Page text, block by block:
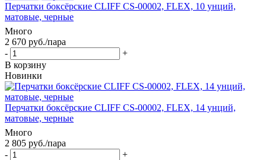
Перчатки боксёрские CLIFF CS-00002, FLEX, 10 унций,
матовые, черные
Много
2 670 руб./пара
-
+
В корзину
Новинки
Перчатки боксёрские CLIFF CS-00002, FLEX, 14 унций,
матовые, черные
Много
2 805 руб./пара
-
+